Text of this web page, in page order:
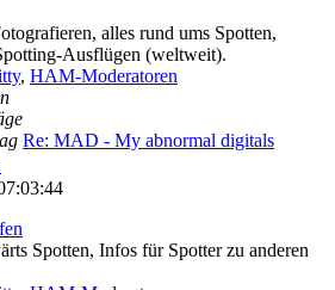
alles rund ums Spotten,
Ausflügen (weltweit).
, HAM-Moderatoren
Re: MAD - My abnormal digitals
Beitrag
Spotten, Infos für Spotter zu anderen